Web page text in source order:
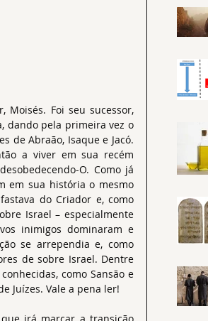
Moisés. Foi seu sucessor,
dando pela primeira vez o
de Abraão, Isaque e Jacó.
a viver em sua recém
O. Como já
em sua história o mesmo
do Criador e, como
Israel – especialmente
inimigos dominaram e
se arrependia e, como
de sobre Israel. Dentre
como Sansão e
Juízes. Vale a pena ler!